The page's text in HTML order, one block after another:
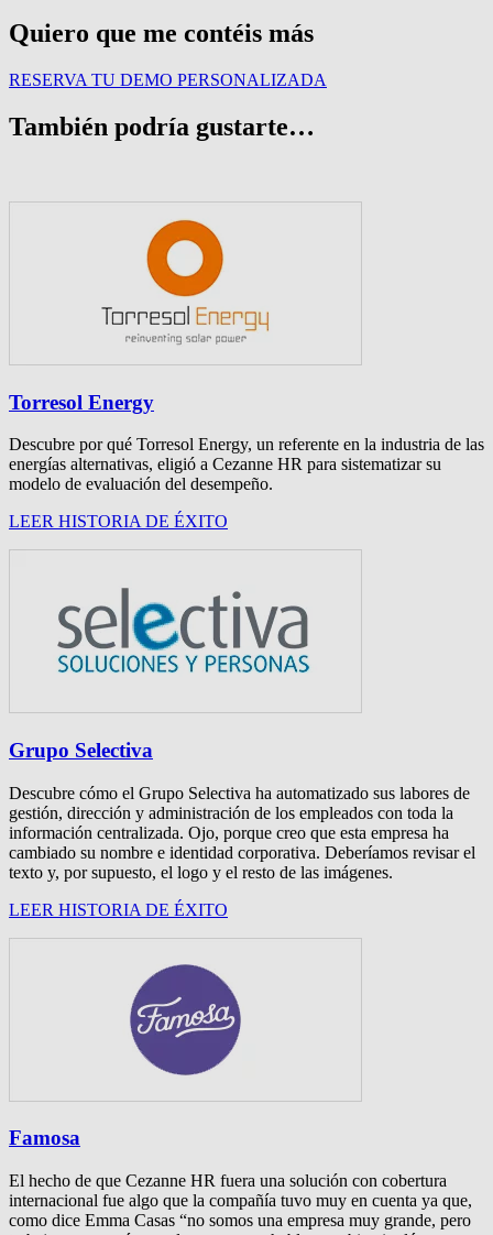
Quiero que me contéis más
RESERVA TU DEMO PERSONALIZADA
También podría gustarte…
Torresol Energy
Descubre por qué Torresol Energy, un referente en la industria de las
energías alternativas, eligió a Cezanne HR para sistematizar su
modelo de evaluación del desempeño.
LEER HISTORIA DE ÉXITO
Grupo Selectiva
Descubre cómo el Grupo Selectiva ha automatizado sus labores de
gestión, dirección y administración de los empleados con toda la
información centralizada. Ojo, porque creo que esta empresa ha
cambiado su nombre e identidad corporativa. Deberíamos revisar el
texto y, por supuesto, el logo y el resto de las imágenes.
LEER HISTORIA DE ÉXITO
Famosa
El hecho de que Cezanne HR fuera una solución con cobertura
internacional fue algo que la compañía tuvo muy en cuenta ya que,
como dice Emma Casas “no somos una empresa muy grande, pero